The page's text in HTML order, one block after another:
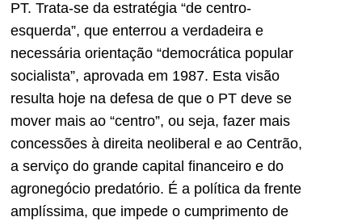
PT. Trata-se da estratégia “de centro-
esquerda”, que enterrou a verdadeira e
necessária orientação “democrática popular
socialista”, aprovada em 1987. Esta visão
resulta hoje na defesa de que o PT deve se
mover mais ao “centro”, ou seja, fazer mais
concessões à direita neoliberal e ao Centrão,
a serviço do grande capital financeiro e do
agronegócio predatório. É a política da frente
amplíssima, que impede o cumprimento de